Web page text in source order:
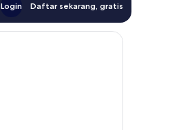
Login Daftar sekarang, gratis